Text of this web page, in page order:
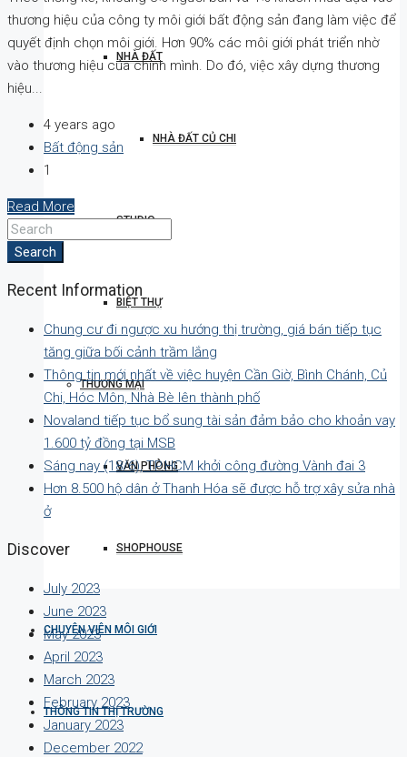
NHÀ ĐẤT
NHÀ ĐẤT CỦ CHI
STUDIO
BIỆT THỰ
THƯƠNG MẠI
VĂN PHÒNG
SHOPHOUSE
CHUYÊN VIÊN MÔI GIỚI
THÔNG TIN THỊ TRƯỜNG
thương hiệu của công ty môi giới bất động sản đang làm việc để
quyết định chọn môi giới. Hơn 90% các môi giới phát triển nhờ
vào thương hiệu của chính mình. Do đó, việc xây dựng thương
hiệu...
4 years ago
Bất động sản
1
Read More
Search
Recent Information
Chung cư đi ngược xu hướng thị trường, giá bán tiếp tục
tăng giữa bối cảnh trầm lắng
Thông tin mới nhất về việc huyện Cần Giờ, Bình Chánh, Củ
Chi, Hóc Môn, Nhà Bè lên thành phố
Novaland tiếp tục bổ sung tài sản đảm bảo cho khoản vay
1.600 tỷ đồng tại MSB
Sáng nay (18/6), TP.HCM khởi công đường Vành đai 3
Hơn 8.500 hộ dân ở Thanh Hóa sẽ được hỗ trợ xây sửa nhà
ở
Discover
July 2023
June 2023
May 2023
April 2023
March 2023
February 2023
January 2023
December 2022